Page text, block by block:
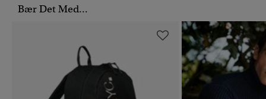
Bær Det Med...